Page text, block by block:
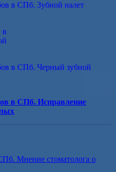
в СПб. Зубной налет
в СПб. Черный зубной
в СПб. Исправление
Мнение стоматолога о